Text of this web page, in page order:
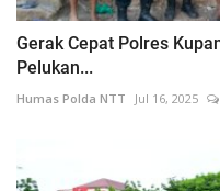
Gerak Cepat Polres
Pelukan...
Humas Polda NTT Jul 16, 2025